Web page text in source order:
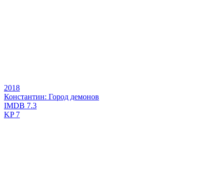
2018
Константин: Город демонов
IMDB 7.3
KP7